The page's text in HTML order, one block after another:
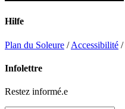
Hilfe
Plan du Soleure /Accessibilité /
Infolettre
Restez informé.e